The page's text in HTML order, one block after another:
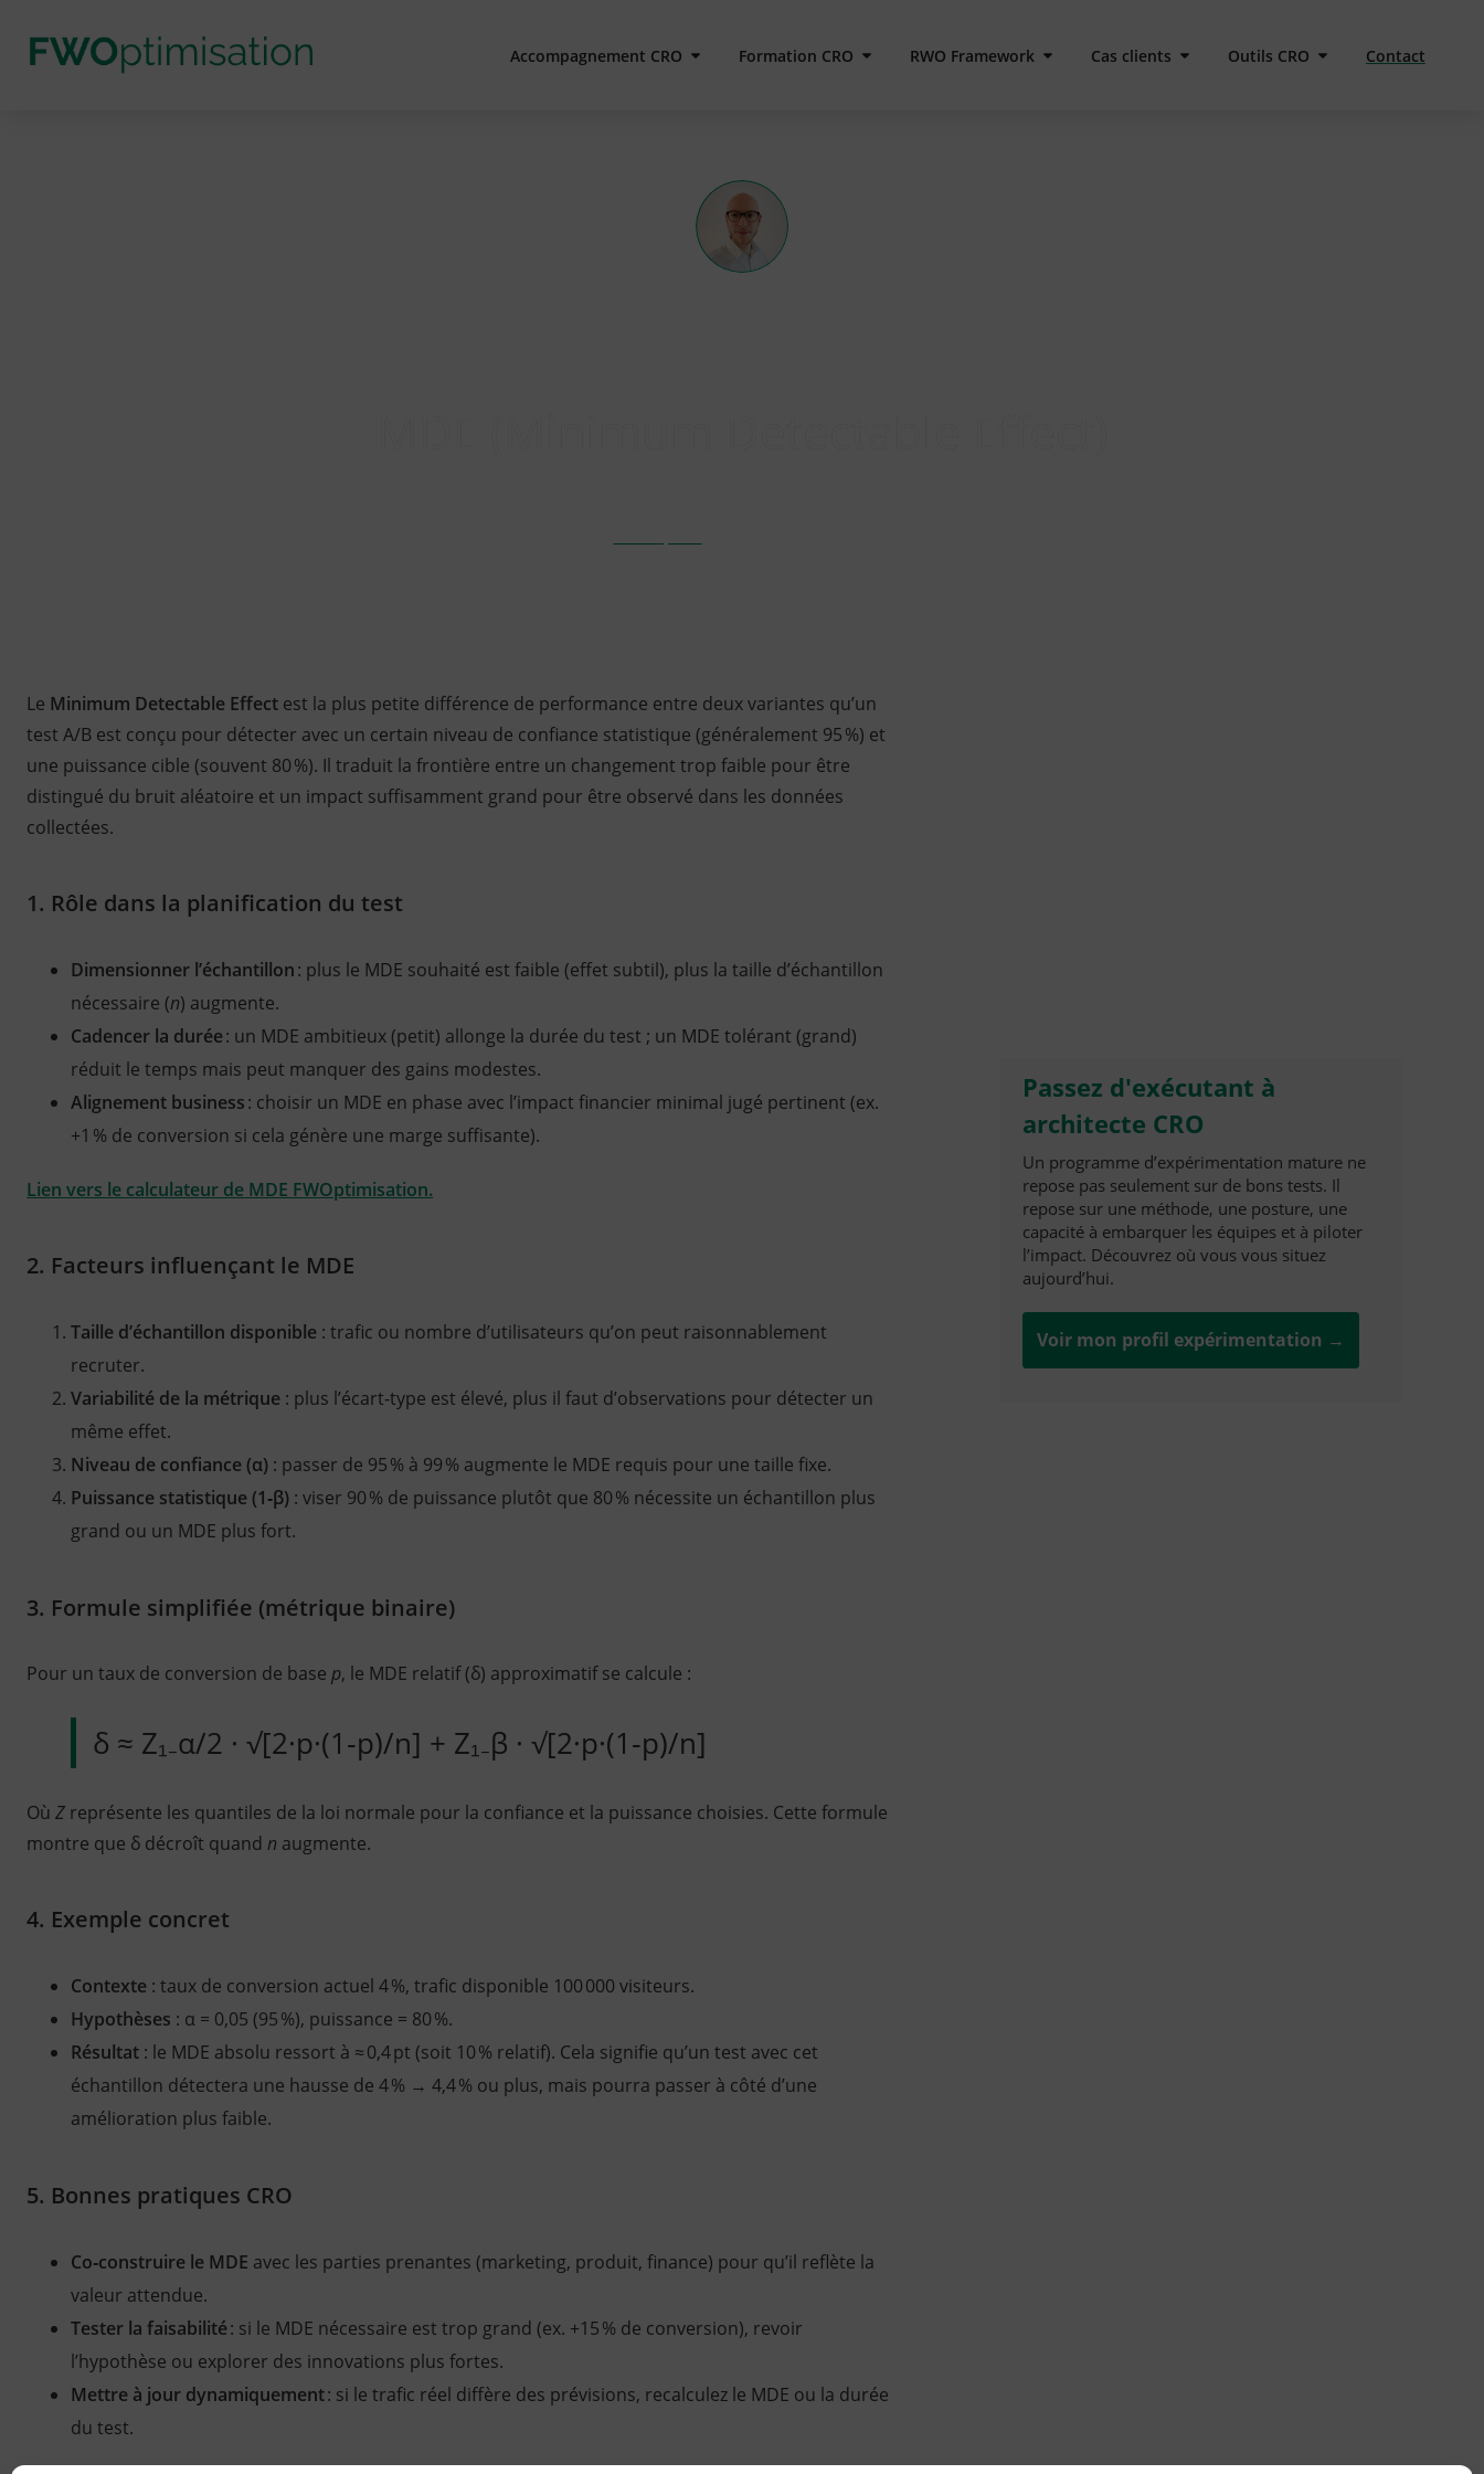
Accompagnement CRO Formation CRO RWO Framework Cas clients Outils CRO Contact
Le Minimum Detectable Effect est la plus petite différence de performance entre deux variantes qu’un
test A/B est conçu pour détecter avec un certain niveau de confiance statistique (généralement 95 %) et
une puissance cible (souvent 80 %). Il traduit la frontière entre un changement trop faible pour être
distingué du bruit aléatoire et un impact suffisamment grand pour être observé dans les données
collectées.
1. Rôle dans la planification du test
Dimensionner l’échantillon: plus le MDE souhaité est faible (effet subtil), plus la taille d’échantillon
nécessaire (n) augmente.
Cadencer la durée: un MDE ambitieux (petit) allonge la durée du test ; un MDE tolérant (grand)
réduit le temps mais peut manquer des gains modestes.
Alignement business: choisir un MDE en phase avec l’impact financier minimal jugé pertinent (ex.
+1 % de conversion si cela génère une marge suffisante).
Lien vers le calculateur de MDE FWOptimisation.
2. Facteurs influençant le MDE
Taille d’échantillon disponible : trafic ou nombre d’utilisateurs qu’on peut raisonnablement
recruter.
Variabilité de la métrique : plus l’écart‑type est élevé, plus il faut d’observations pour détecter un
même effet.
Niveau de confiance (α) : passer de 95 % à 99 % augmente le MDE requis pour une taille fixe.
Puissance statistique (1‑β) : viser 90 % de puissance plutôt que 80 % nécessite un échantillon plus
grand ou un MDE plus fort.
3. Formule simplifiée (métrique binaire)
Pour un taux de conversion de basep, le MDE relatif (δ) approximatif se calcule :
δ ≈ Z₁₋α/2 · √[2·p·(1‑p)/n] + Z₁₋β · √[2·p·(1‑p)/n]
OùZ représente les quantiles de la loi normale pour la confiance et la puissance choisies. Cette formule
montre que δ décroît quandn augmente.
4. Exemple concret
Contexte : taux de conversion actuel 4 %, trafic disponible 100 000 visiteurs.
Hypothèses : α = 0,05 (95 %), puissance = 80 %.
Résultat : le MDE absolu ressort à ≈ 0,4 pt (soit 10 % relatif). Cela signifie qu’un test avec cet
échantillon détectera une hausse de 4 % → 4,4 % ou plus, mais pourra passer à côté d’une
amélioration plus faible.
5. Bonnes pratiques CRO
Co‑construire le MDE avec les parties prenantes (marketing, produit, finance) pour qu’il reflète la
valeur attendue.
Tester la faisabilité: si le MDE nécessaire est trop grand (ex. +15 % de conversion), revoir
l’hypothèse ou explorer des innovations plus fortes.
Mettre à jour dynamiquement: si le trafic réel diffère des prévisions, recalculez le MDE ou la durée
du test.
Passez d'exécutant à
architecte CRO
Un programme d’expérimentation mature ne
repose pas seulement sur de bons tests. Il
repose sur une méthode, une posture, une
capacité à embarquer les équipes et à piloter
l’impact. Découvrez où vous vous situez
aujourd’hui.
Voir mon profil expérimentation →